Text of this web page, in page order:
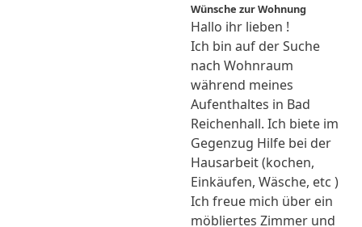
Wünsche zur Wohnung
Hallo ihr lieben !
Ich bin auf der Suche
nach Wohnraum
während meines
Aufenthaltes in Bad
Reichenhall. Ich biete im
Gegenzug Hilfe bei der
Hausarbeit (kochen,
Einkäufen, Wäsche, etc )
Ich freue mich über ein
möbliertes Zimmer und